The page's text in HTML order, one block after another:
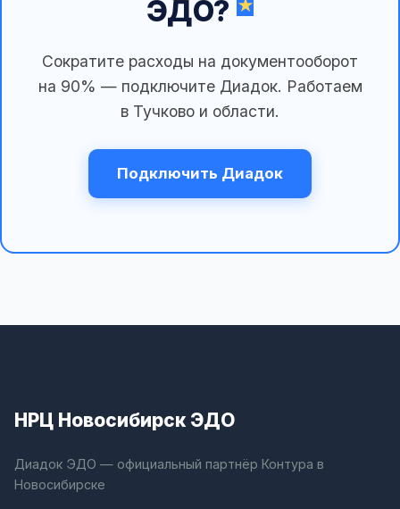
ЭДО?
Сократите расходы на документооборот
на 90% — подключите Диадок. Работаем
в Тучково и области.
Подключить Диадок
НРЦ Новосибирск ЭДО
Диадок ЭДО — официальный партнёр Контура в
Новосибирске